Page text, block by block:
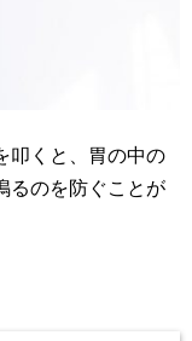
叩くと、胃の中の
るのを防ぐことが